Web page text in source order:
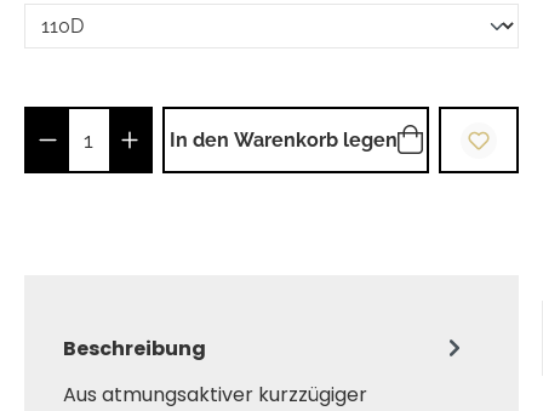
Produkt Anzahl: Gib den gewünschten
In den Warenkorb legen
Beschreibung
Aus atmungsaktiver kurzzügiger